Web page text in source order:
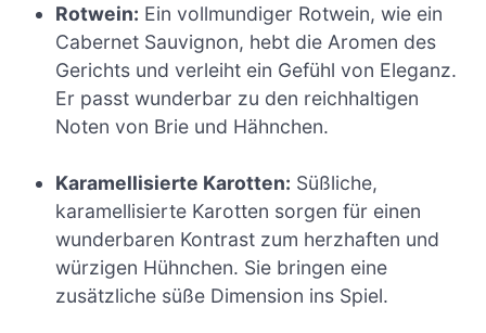
Rotwein: Ein vollmundiger Rotwein, wie ein
Cabernet Sauvignon, hebt die Aromen des
Gerichts und verleiht ein Gefühl von Eleganz.
Er passt wunderbar zu den reichhaltigen
Noten von Brie und Hähnchen.
Karamellisierte Karotten: Süßliche,
karamellisierte Karotten sorgen für einen
wunderbaren Kontrast zum herzhaften und
würzigen Hühnchen. Sie bringen eine
zusätzliche süße Dimension ins Spiel.